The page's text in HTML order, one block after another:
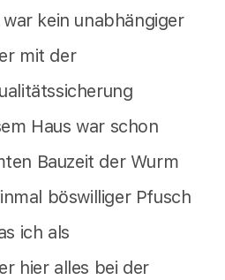
kein unabhängiger
mit der
Haus war schon
Bauzeit der Wurm
böswilliger Pfusch
ich als
hier alles bei der